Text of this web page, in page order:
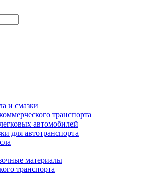
и смазки
транспорта
автомобилей
для автотранспорта
материалы
транспорта